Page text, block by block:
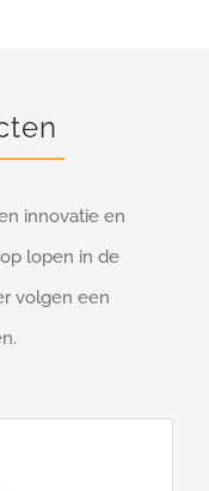
innovatie en
lopen in de
volgen een